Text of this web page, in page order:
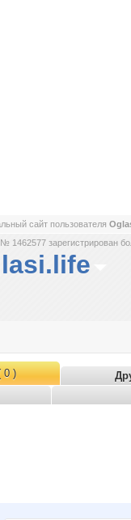
сайт пользователя
1462577 зарегистрирован
0 )